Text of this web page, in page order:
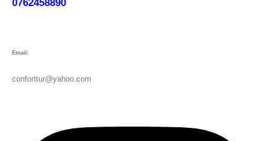
0762458890
Email:
conforttur@yahoo.com